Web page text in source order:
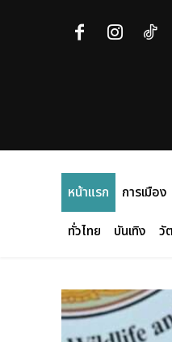
หน้าแรก การเมือง
ทั่วไทย
บันเทิง วั